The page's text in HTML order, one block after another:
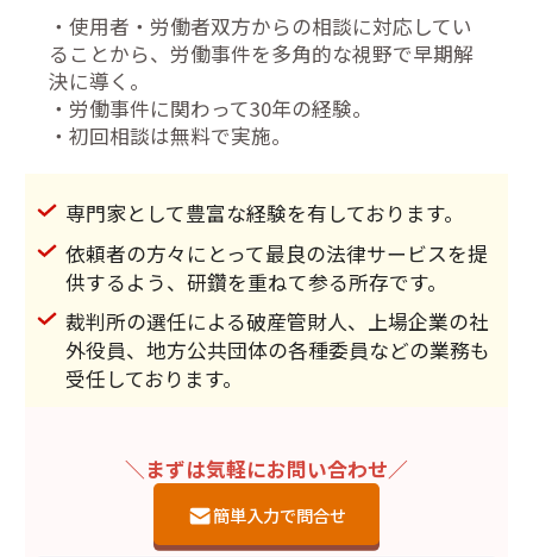
・使用者・労働者双方からの相談に対応してい
ることから、労働事件を多角的な視野で早期解
決に導く。
・労働事件に関わって30年の経験。
・初回相談は無料で実施。
専門家として豊富な経験を有しております。
依頼者の方々にとって最良の法律サービスを提
供するよう、研鑽を重ねて参る所存です。
裁判所の選任による破産管財人、上場企業の社
外役員、地方公共団体の各種委員などの業務も
受任しております。
＼まずは気軽にお問い合わせ／
簡単入力で問合せ